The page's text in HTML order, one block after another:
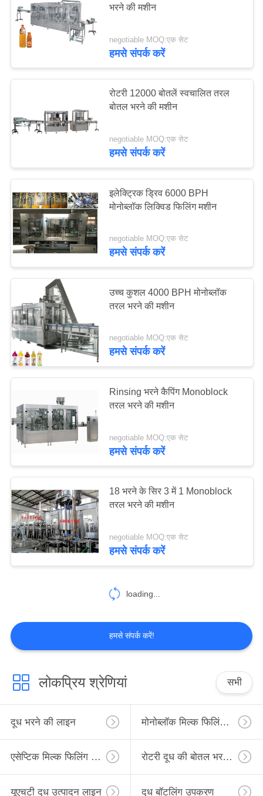
PRIVACY
POLICY
यूएचटी दूध उत्पादन लाइन
दूध बॉटलिंग उपकरण
मिल्क बॉटलिंग प्लांट
monoblock तरल भरने
की मशीन
भरने की मशीन
यूएचटी दूध प्रसंस्करण
उपकरण
8
भरने की मशीन
negotiable MOQ:एक सेट
हमसे संपर्क करें
रोटरी 12000 बोतलें स्वचालित तरल
बोतल भरने की मशीन
negotiable MOQ:एक सेट
हमसे संपर्क करें
इलेक्ट्रिक ड्रिव 6000 BPH
मोनोब्लॉक लिक्विड फिलिंग मशीन
negotiable MOQ:एक सेट
हमसे संपर्क करें
उच्च कुशल 4000 BPH मोनोब्लॉक
तरल भरने की मशीन
negotiable MOQ:एक सेट
हमसे संपर्क करें
Rinsing भरने कैपिंग Monoblock
तरल भरने की मशीन
negotiable MOQ:एक सेट
हमसे संपर्क करें
18 भरने के सिर 3 में 1 Monoblock
तरल भरने की मशीन
negotiable MOQ:एक सेट
हमसे संपर्क करें
loading...
हमसे संपर्क करें!
लोकप्रिय श्रेणियां सभी
दूध भरने की लाइन मोनोब्लॉक मिल्क फिलिंग लाइन
एसेप्टिक मिल्क फिलिंग लाइन रोटरी दूध की बोतल भरने की लाइन
यूएचटी दूध उत्पादन लाइन दूध बॉटलिंग उपकरण